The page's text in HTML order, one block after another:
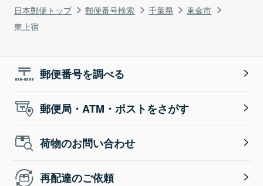
日本郵便トップ 郵便番号検索 千葉県
東金市
東上宿
郵便番号を調べる
郵便局・ATM・ポストをさがす
荷物のお問い合わせ
再配達のご依頼